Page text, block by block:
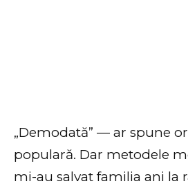
„Demodată” — ar spune
populară. Dar metodele
mi-au salvat familia ani la